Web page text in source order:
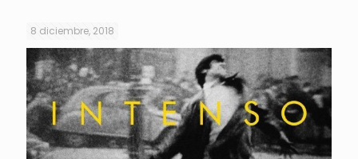
8 diciembre, 2018